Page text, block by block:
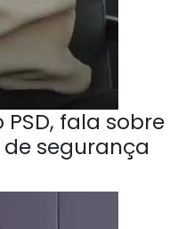
fala sobre
segurança